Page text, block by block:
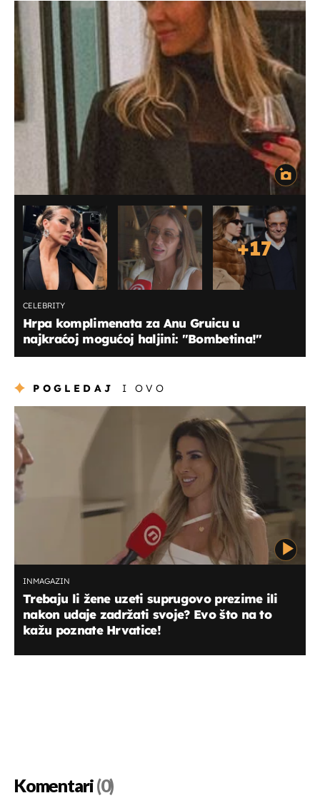
+17
CELEBRITY
Hrpa komplimenata za Anu Gruicu u
najkraćoj mogućoj haljini: "Bombetina!"
POGLEDAJ I OVO
INMAGAZIN
Trebaju li žene uzeti suprugovo prezime ili
nakon udaje zadržati svoje? Evo što na to
kažu poznate Hrvatice!
Komentari(0)